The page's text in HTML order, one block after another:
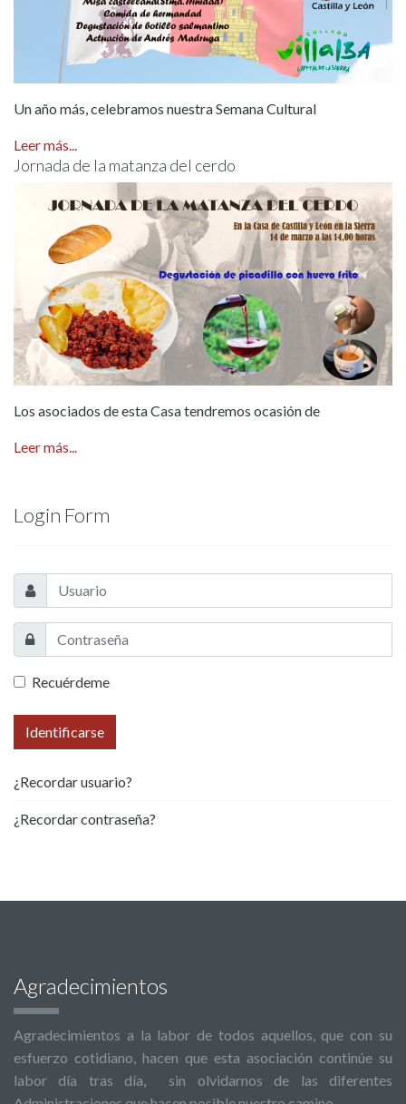
Un año más, celebramos nuestra Semana Cultural
Leer más...
Jornada de la matanza del cerdo
Los asociados de esta Casa tendremos ocasión de
Leer más...
Login Form
Recuérdeme
Identificarse
¿Recordar usuario?
¿Recordar contraseña?
Agradecimientos
Agradecimientos a la labor de todos aquellos, que con su
esfuerzo cotidiano, hacen que esta asociación continúe su
labor día tras día, sin olvidarnos de las diferentes